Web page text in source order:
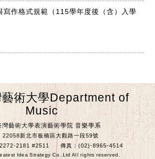
寫作格式規範（115學年度後（含）入學
藝術大學Department of
Music
灣藝術大學表演藝術學院 音樂學系
22058新北市板橋區大觀路一段59號
2181 #2511
傳真：(02)-8965-4514
Idea Strategy Co.,Ltd All rights reserved.